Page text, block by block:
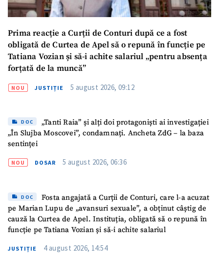
Prima reacție a Curții de Conturi după ce a fost
obligată de Curtea de Apel să o repună în funcție pe
Tatiana Vozian și să-i achite salariul „pentru absența
forțată de la muncă”
NOU JUSTIȚIE 5 august 2026, 09:12
DOC
„Tanti Raia” și alți doi protagoniști ai investigației
„În Slujba Moscovei”, condamnați. Ancheta ZdG – la baza
sentinței
NOU DOSAR 5 august 2026, 06:36
DOC
Fosta angajată a Curții de Conturi, care l-a acuzat
pe Marian Lupu de „avansuri sexuale”, a obținut câștig de
cauză la Curtea de Apel. Instituția, obligată să o repună în
funcție pe Tatiana Vozian și să-i achite salariul
JUSTIȚIE 4 august 2026, 14:54
Mesajul știrei
CONTACT SURSĂ
Sursă anonimă
Nume+ Numele meu
Email+ Emailul meu
TRIMITE ȘTIREA